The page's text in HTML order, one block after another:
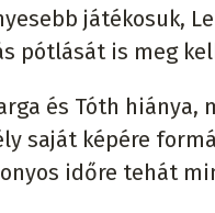
játékosuk,
pótlását is meg
és Tóth
saját képére
időre tehát